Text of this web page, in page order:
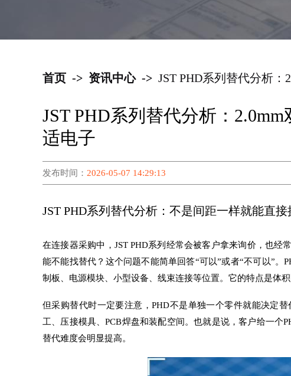
首页 -> 资讯中心 -> JST PHD系列替代分析
JST PHD系列替代分析：
适电子
发布时间： 2026-05-07 14:29:13
JST PHD系列替代分析：不是间距一样就能直接
在连接器采购中，JST PHD系列经常会被客户拿来询价，也经
能不能找替代？这个问题不能简单回答“可以”或者“不可以”
制板、电源模块、小型设备、线束连接等位置。它的特点是体
但采购替代时一定要注意，PHD不是单独一个零件就能决定
工、压接模具、PCB焊盘和装配空间。也就是说，客户给一个
替代难度会明显提高。